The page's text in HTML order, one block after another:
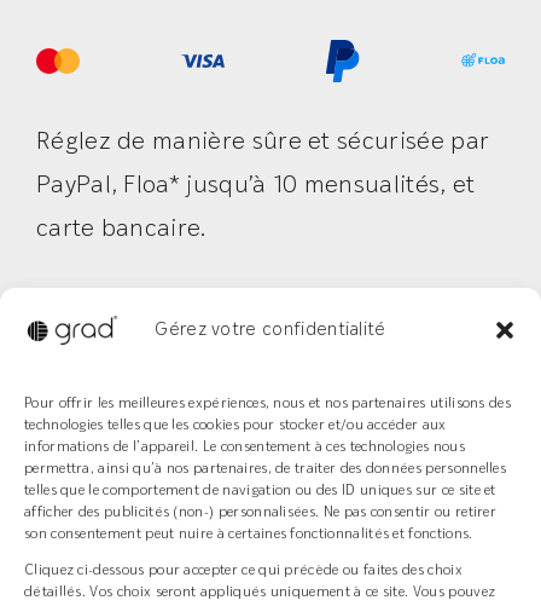
Gérez votre confidentialité
Pour offrir les meilleures expériences, nous et nos partenaires utilisons des
technologies telles que les cookies pour stocker et/ou accéder aux
informations de l’appareil. Le consentement à ces technologies nous
permettra, ainsi qu’à nos partenaires, de traiter des données personnelles
telles que le comportement de navigation ou des ID uniques sur ce site et
afficher des publicités (non-) personnalisées. Ne pas consentir ou retirer
son consentement peut nuire à certaines fonctionnalités et fonctions.
Cliquez ci-dessous pour accepter ce qui précède ou faites des choix
détaillés. Vos choix seront appliqués uniquement à ce site. Vous pouvez
Réglez de manière sûre et sécurisée par
PayPal, Floa* jusqu’à 10 mensualités, et
carte bancaire.
*Un crédit vous engage et doit être
remboursement avant de vous engager.
Crédit amortissable à partir de 200 €. Sous réserve
d’acceptation par Floa. Vous disposez du délai légal de
rétractation. Consultez les conditions ici